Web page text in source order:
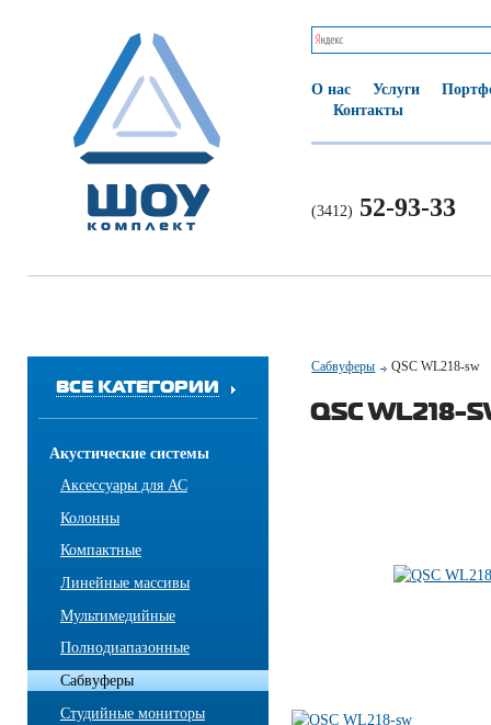
О нас Услуги
Контакты
(3412) 52-93-33
ВСЕ КАТЕГОРИИ
Акустические системы
Аксессуары для АС
Колонны
Компактные
Линейные массивы
Мультимедийные
Полнодиапазонные
Сабвуферы
Студийные мониторы
Сабвуферы QSC WL218-sw
QSC WL218-